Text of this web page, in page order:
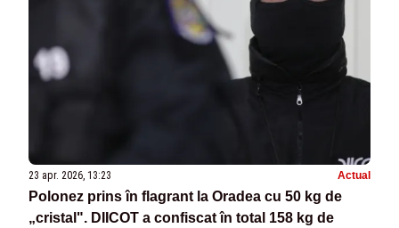
23 apr. 2026, 13:23 Actual
Polonez prins în flagrant la Oradea cu 50 kg de
„cristal". DIICOT a confiscat în total 158 kg de